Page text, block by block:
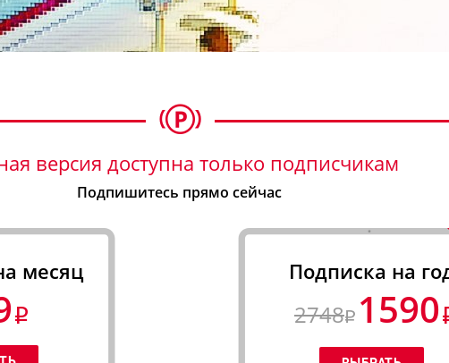
версия доступна только подписчикам
Подпишитесь прямо сейчас
месяц Подписка на
2748 1590